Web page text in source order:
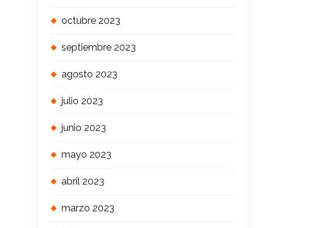
octubre 2023
septiembre 2023
agosto 2023
julio 2023
junio 2023
mayo 2023
abril 2023
marzo 2023